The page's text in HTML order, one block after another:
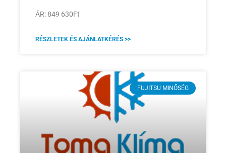
ÁR: 849 630Ft
RÉSZLETEK ÉS AJÁNLATKÉRÉS >>
FUJITSU MINŐSÉG